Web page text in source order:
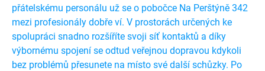
přátelskému personálu už se o pobočce Na Perštýně 342
mezi profesionály dobře ví. V prostorách určených ke
spolupráci snadno rozšíříte svoji síť kontaktů a díky
výbornému spojení se odtud veřejnou dopravou kdykoli
bez problémů přesunete na místo své další schůzky. Po